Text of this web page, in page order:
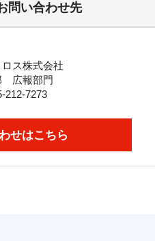
問い合わせ先
ス株式会社
広報部門
212-7273
せはこちら